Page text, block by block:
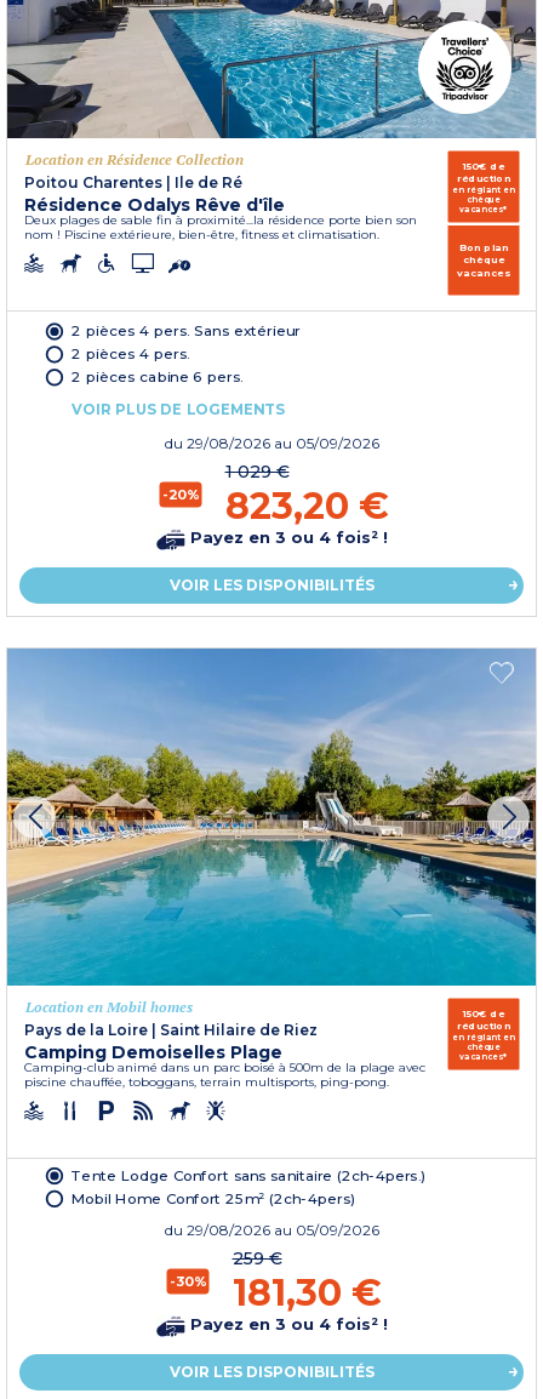
Location en Résidence Collection
Poitou Charentes
Ile de Ré
Résidence Odalys Rêve d'île
Deux plages de sable fin à proximité...la résidence porte bien son
nom ! Piscine extérieure, bien-être, fitness et climatisation.
150€ de
réduction
en réglant en
chèque
vacances*
Bon plan
chèque
vacances
2 pièces 4 pers. Sans extérieur
2 pièces 4 pers.
2 pièces cabine 6 pers.
VOIR PLUS DE LOGEMENTS
du 29/08/2026 au 05/09/2026
-20%
1 029 €
823,20 €
Payez en 3 ou 4 fois² !
VOIR LES DISPONIBILITÉS
Location en Mobil homes
Pays de la Loire
Saint Hilaire de Riez
Camping Demoiselles Plage
Camping-club animé dans un parc boisé à 500m de la plage avec
piscine chauffée, toboggans, terrain multisports, ping-pong.
150€ de
réduction
en réglant en
chèque
vacances*
Tente Lodge Confort sans sanitaire (2ch-4pers.)
Mobil Home Confort 25m² (2ch-4pers)
du 29/08/2026 au 05/09/2026
-30%
259 €
181,30 €
Payez en 3 ou 4 fois² !
VOIR LES DISPONIBILITÉS